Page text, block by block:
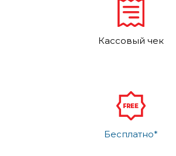
Кассовый чек
Бесплатно*